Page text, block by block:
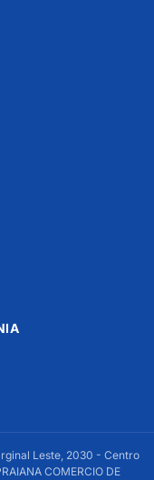
Leste, 2030 - Centro
COMERCIO DE